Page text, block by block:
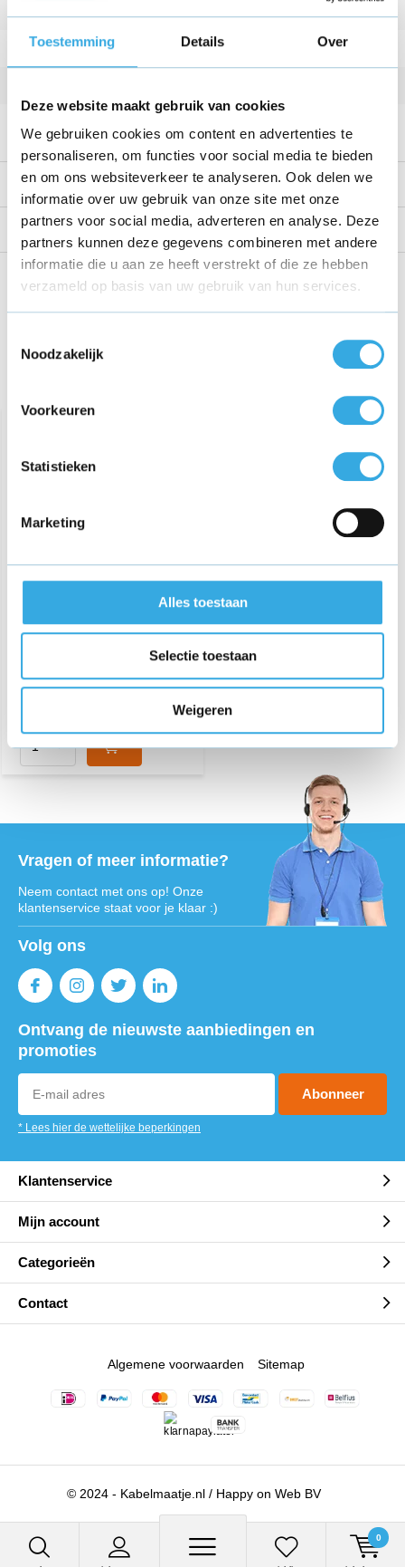
Toestemming Details Over
Deze website maakt gebruik van cookies
We gebruiken cookies om content en advertenties te
personaliseren, om functies voor social media te bieden
en om ons websiteverkeer te analyseren. Ook delen we
informatie over uw gebruik van onze site met onze
partners voor social media, adverteren en analyse. Deze
partners kunnen deze gegevens combineren met andere
informatie die u aan ze heeft verstrekt of die ze hebben
verzameld op basis van uw gebruik van hun services.
Noodzakelijk
Voorkeuren
Statistieken
Marketing
Alles toestaan
Selectie toestaan
Weigeren
0
Kleur
Productomschrijving
Reviews
Share this product!
Delivery oplader + kabel -
Vragen of meer informatie?
Neem contact met ons op! Onze
klantenservice staat voor je klaar :)
Volg ons
Ontvang de nieuwste aanbiedingen en
promoties
Abonneer
* Lees hier de wettelijke beperkingen
Klantenservice
Mijn account
Categorieën
Contact
© 2024 - Kabelmaatje.nl / Happy on Web BV
Algemene voorwaarden Sitemap